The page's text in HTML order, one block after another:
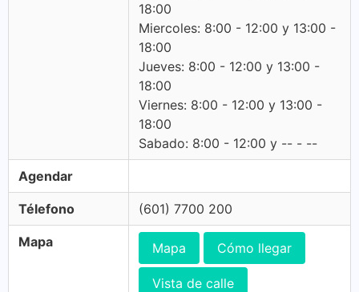
18:00
Miercoles: 8:00 - 12:00 y 13:00 -
18:00
Jueves: 8:00 - 12:00 y 13:00 -
18:00
Viernes: 8:00 - 12:00 y 13:00 -
18:00
Sabado: 8:00 - 12:00 y -- - --
Agendar
Télefono (601) 7700 200
Mapa Mapa Cómo llegar
Vista de calle